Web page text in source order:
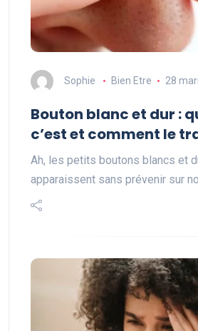
Sophie Bien Etre 28
Bouton blanc et dur :
c’est et comment le
Ah, les petits boutons blancs et
apparaissent sans prévenir sur